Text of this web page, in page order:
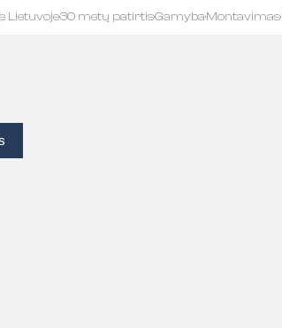
Lietuvoje·30 metų patirtis·Gamyba·Montavimas·